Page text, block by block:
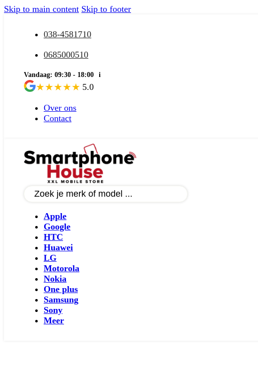
Skip to main content Skip to footer
038-4581710
0685000510
Vandaag: 09:30 - 18:00 i
★★★★★ 5.0
Over ons
Contact
Apple
Google
HTC
Huawei
LG
Motorola
Nokia
One plus
Samsung
Sony
Meer